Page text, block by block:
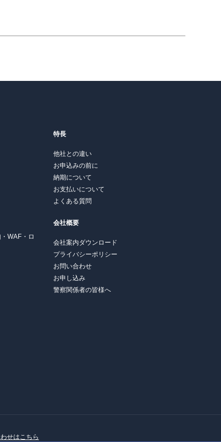
WAF・ロ
特長
他社との違い
お申込みの前に
納期について
お支払いについて
よくある質問
会社概要
会社案内ダウンロード
プライバシーポリシー
お問い合わせ
お申し込み
警察関係者の皆様へ
せはこちら